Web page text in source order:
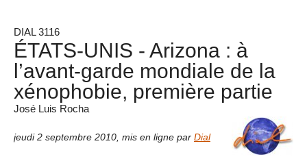
DIAL 3116
ÉTATS-UNIS - Arizona : à
l’avant-garde mondiale de la
xénophobie, première partie
José Luis Rocha
jeudi 2 septembre 2010 mis en ligne par Dial